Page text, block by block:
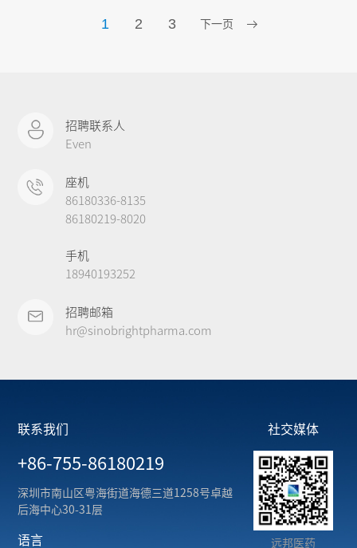
1 2 3 下一页
招聘联系人
Even
座机
86180336-8135
86180219-8020
手机
18940193252
招聘邮箱
hr@sinobrightpharma.com
联系我们
+86-755-86180219
深圳市南山区粤海街道海德三道1258号卓越
后海中心30-31层
语言
社交媒体
远邦医药